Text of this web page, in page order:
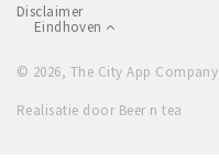
Disclaimer
Eindhoven
© 2026, The City App Company
Realisatie door Beer n tea